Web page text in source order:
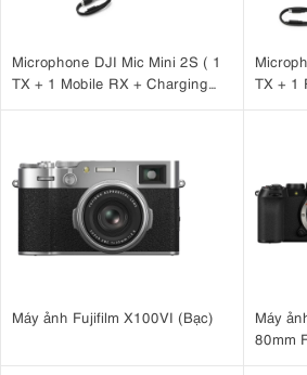
Microphone DJI Mic Mini 2S ( 1
TX + 1 Mobile RX + Charging
TX + 1
Máy ảnh Fujifilm X100VI (Bạc)
Máy
80mm